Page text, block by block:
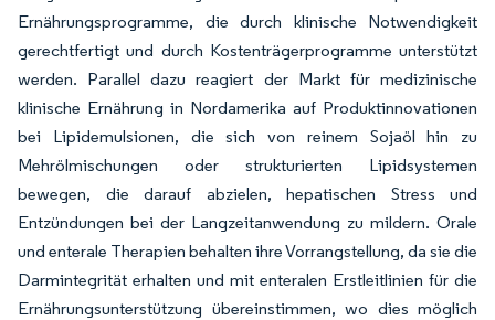
Ernährungsprogramme, die durch klinische Notwendigkeit
gerechtfertigt und durch Kostenträgerprogramme unterstützt
werden. Parallel dazu reagiert der Markt für medizinische
klinische Ernährung in Nordamerika auf Produktinnovationen
bei Lipidemulsionen, die sich von reinem Sojaöl hin zu
Mehrölmischungen oder strukturierten Lipidsystemen
bewegen, die darauf abzielen, hepatischen Stress und
Entzündungen bei der Langzeitanwendung zu mildern. Orale
und enterale Therapien behalten ihre Vorrangstellung, da sie die
Darmintegrität erhalten und mit enteralen Erstleitlinien für die
Ernährungsunterstützung übereinstimmen, wo dies möglich